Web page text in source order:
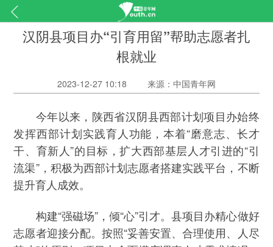
汉阴县项目办“引育用留”帮助志愿者扎
根就业
2023-12-27 10:18 来源：中国青年网
今年以来，陕西省汉阴县西部计划项目办始终
发挥西部计划实践育人功能，本着“磨意志、长才
干、育新人”的目标，扩大西部基层人才引进的“引
流渠”，积极为西部计划志愿者搭建实践平台，不断
提升育人成效。
构建“强磁场”，倾“心”引才。县项目办精心做好
志愿者迎接分配。按照“妥善安置、合理使用、人尽